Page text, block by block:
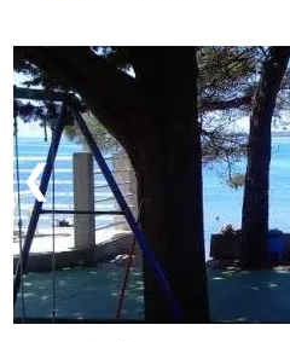
❮